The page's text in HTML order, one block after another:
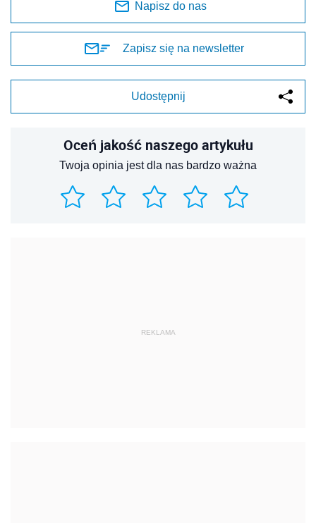
Napisz do nas
Zapisz się na newsletter
Udostępnij
Oceń jakość naszego artykułu
Twoja opinia jest dla nas bardzo ważna
REKLAMA